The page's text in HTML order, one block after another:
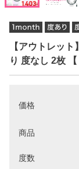
【アウトレッ
り 度なし 2枚
価格
商品
度数